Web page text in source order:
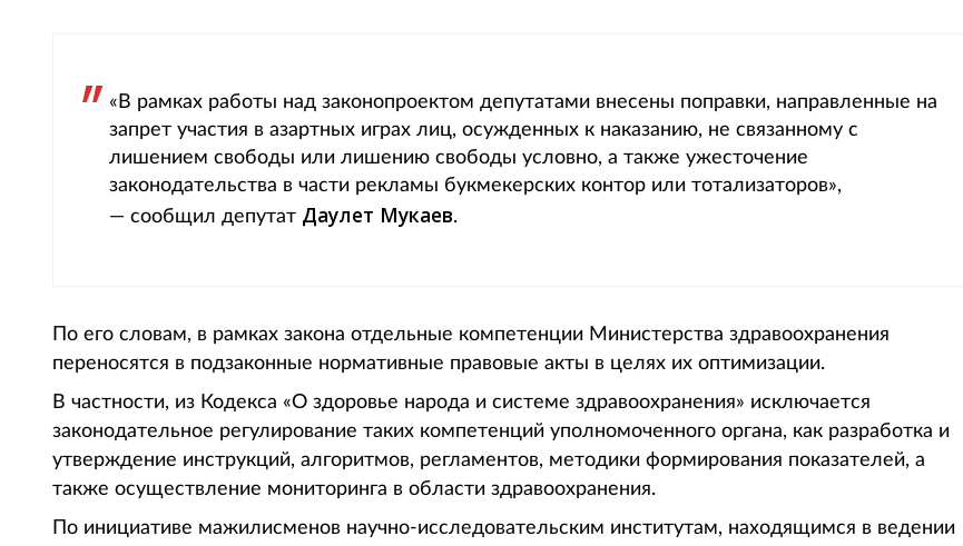
«В рамках работы над законопроектом депутатами внесены поправки, направленные на
запрет участия в азартных играх лиц, осужденных к наказанию, не связанному с
лишением свободы или лишению свободы условно, а также ужесточение
законодательства в части рекламы букмекерских контор или тотализаторов»,
— сообщил депутат Даулет Мукаев.
По его словам, в рамках закона отдельные компетенции Министерства здравоохранения
переносятся в подзаконные нормативные правовые акты в целях их оптимизации.
В частности, из Кодекса «О здоровье народа и системе здравоохранения» исключается
законодательное регулирование таких компетенций уполномоченного органа, как разработка и
утверждение инструкций, алгоритмов, регламентов, методики формирования показателей, а
также осуществление мониторинга в области здравоохранения.
По инициативе мажилисменов научно-исследовательским институтам, находящимся в ведении